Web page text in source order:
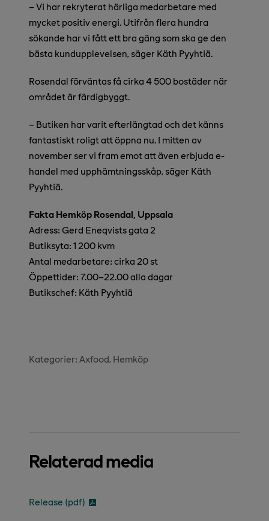
– Vi har rekryterat härliga medarbetare med
mycket positiv energi. Utifrån flera hundra
sökande har vi fått ett bra gäng som ska ge den
bästa kundupplevelsen, säger Käth Pyyhtiä.
Rosendal förväntas få cirka 4 500 bostäder när
området är färdigbyggt.
– Butiken har varit efterlängtad och det känns
fantastiskt roligt att öppna nu. I mitten av
november ser vi fram emot att även erbjuda e-
handel med upphämtningsskåp, säger Käth
Pyyhtiä.
Fakta Hemköp Rosendal, Uppsala
Adress: Gerd Eneqvists gata 2
Butiksyta: 1 200 kvm
Antal medarbetare: cirka 20 st
Öppettider: 7.00–22.00 alla dagar
Butikschef: Käth Pyyhtiä
Kategorier: Axfood Hemköp
Relaterad media
Release (pdf)